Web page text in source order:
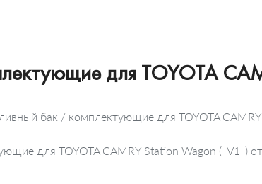
для TOYOTA
бак / комплектующие для TOYOTA
для TOYOTA CAMRY Station Wagon (_V1_)